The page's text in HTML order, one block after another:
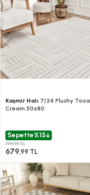
Kaşmir Halı 7/24 Plushy Tova
Cream 50x80
Sepette%15
799,99 TL
679,99 TL